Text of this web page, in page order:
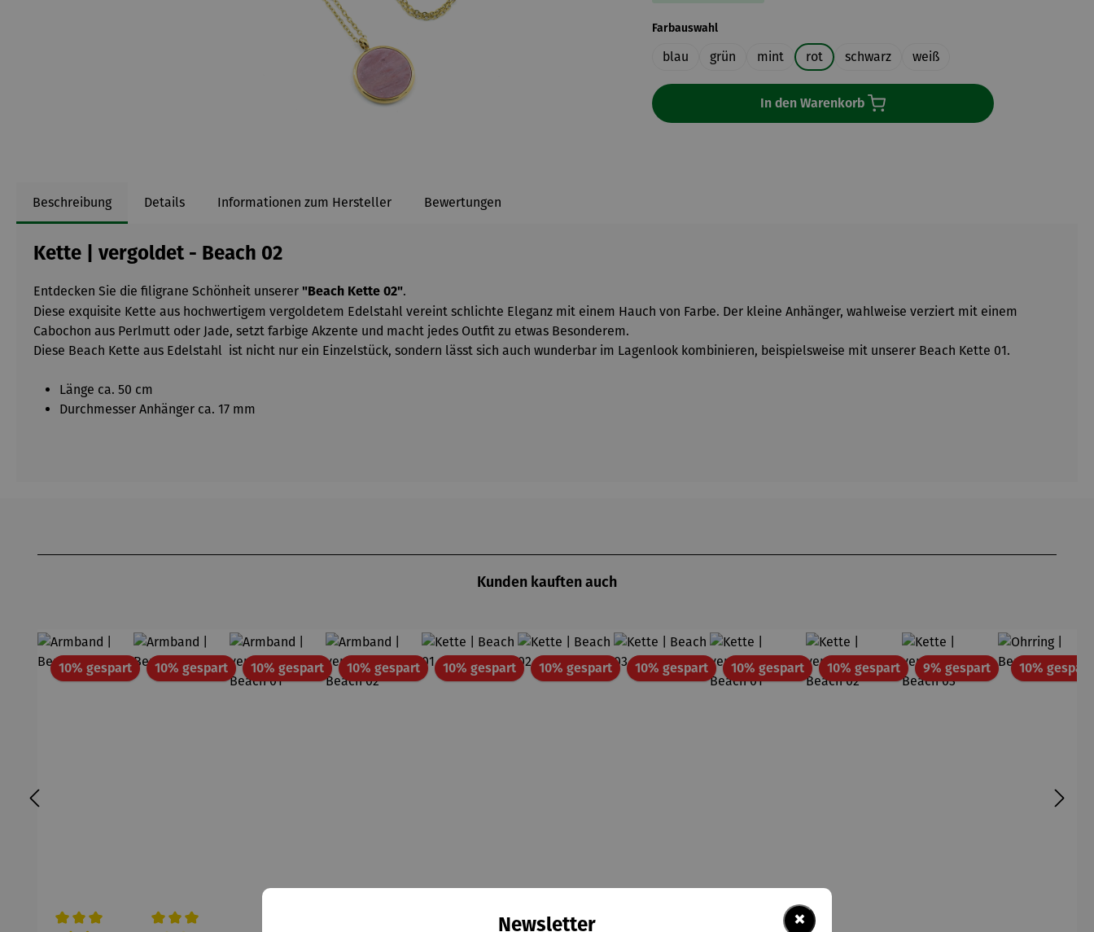
Farbauswahlauswählen
blau grün mint rot schwarz weiß
In den Warenkorb
Beschreibung Details Informationen zum Hersteller Bewertungen
Kette | vergoldet - Beach 02
Entdecken Sie die filigrane Schönheit unserer "Beach Kette 02".
Diese exquisite Kette aus hochwertigem vergoldetem Edelstahl vereint schlichte Eleganz mit einem Hauch von Farbe. Der kleine Anhänger, wahlweise verziert mit einem
Cabochon aus Perlmutt oder Jade, setzt farbige Akzente und macht jedes Outfit zu etwas Besonderem.
Diese Beach Kette aus Edelstahl ist nicht nur ein Einzelstück, sondern lässt sich auch wunderbar im Lagenlook kombinieren, beispielsweise mit unserer Beach Kette 01.
Länge ca. 50 cm
Durchmesser Anhänger ca. 17 mm
Kunden kauften auch
10% gespartRabatt10% gespartRabatt10% gespartRabatt10% gespartRabatt10% gespartRabatt10% gespartRabatt10% gespartRabatt10% gespartRabatt10% gespartRabatt9% gespartRabatt10% gespart
×
Newsletter